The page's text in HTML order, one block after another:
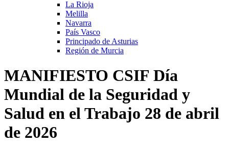
La Rioja
Melilla
Navarra
País Vasco
Principado de Asturias
Región de Murcia
MANIFIESTO CSIF Día
Mundial de la Seguridad y
Salud en el Trabajo 28 de abril
de 2026